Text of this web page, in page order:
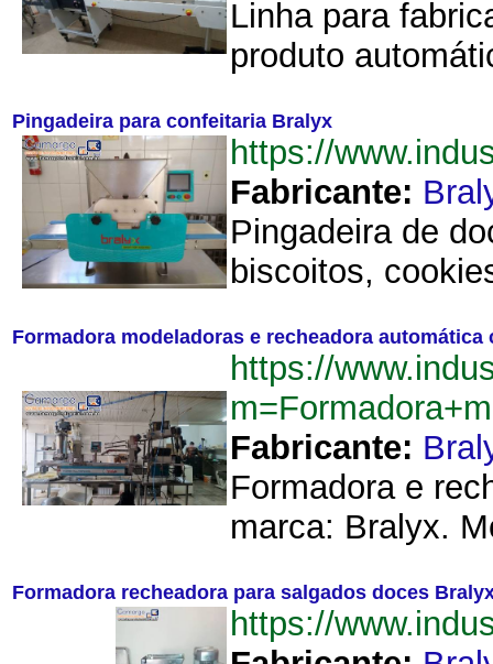
Linha para
produto
Pingadeira para confeitaria Bralyx
https://
Fabricante:
Pingadeira de
biscoitos,
Formadora modeladoras e recheadora
https://
Fabricante:
Formadora e
marca: Bralyx.
Formadora recheadora para salgados doces
https://